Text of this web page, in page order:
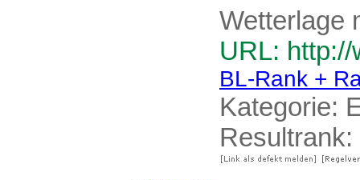
Wetterlage
URL:
BL-Rank +
Kategorie:
Resultrank: